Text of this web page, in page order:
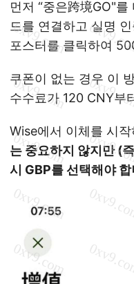
먼저 “중은跨境GO"
드를 연결하고 실명
포스터를 클릭하여
쿠폰이 없는 경우 이
수수료가 120 CNY부
Wise에서 이체를 시
는 중요하지 않지만 (
시 GBP를 선택해야 합